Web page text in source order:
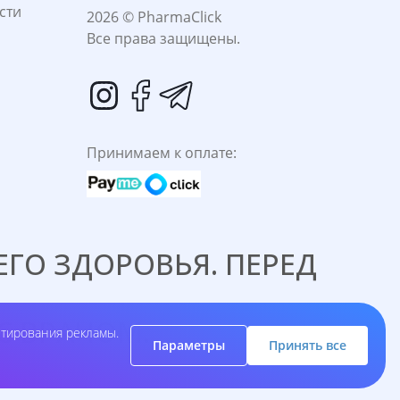
рекламы.
Параметры Принять все
2026 © PharmaClick
Все права защищены.
Принимаем к оплате:
ЗДОРОВЬЯ. ПЕРЕД
ВРАЧОМ.